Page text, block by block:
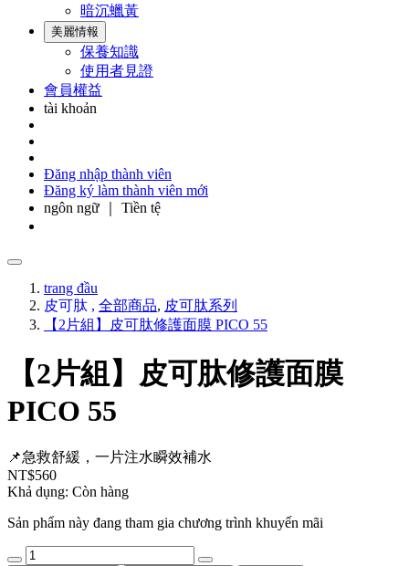
暗沉蠟黃
美麗情報
保養知識
使用者見證
會員權益
tài khoản
Đăng nhập thành viên
Đăng ký làm thành viên mới
ngôn ngữ ｜ Tiền tệ
trang đầu
皮可肽 , 全部商品, 皮可肽系列
【2片組】皮可肽修護面膜 PICO 55
【2片組】皮可肽修護面膜
PICO 55
📌急救舒緩，一片注水瞬效補水
NT$560
Khả dụng: Còn hàng
Sản phẩm này đang tham gia chương trình khuyến mãi